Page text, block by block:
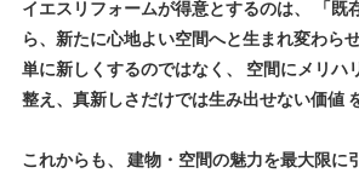
イエスリフォームが得意とするのは、 「既
ら、新たに心地よい空間へと生まれ変わらせ
単に新しくするのではなく、 空間にメリハ
整え、真新しさだけでは生み出せない価値
これからも、 建物・空間の魅力を最大限に